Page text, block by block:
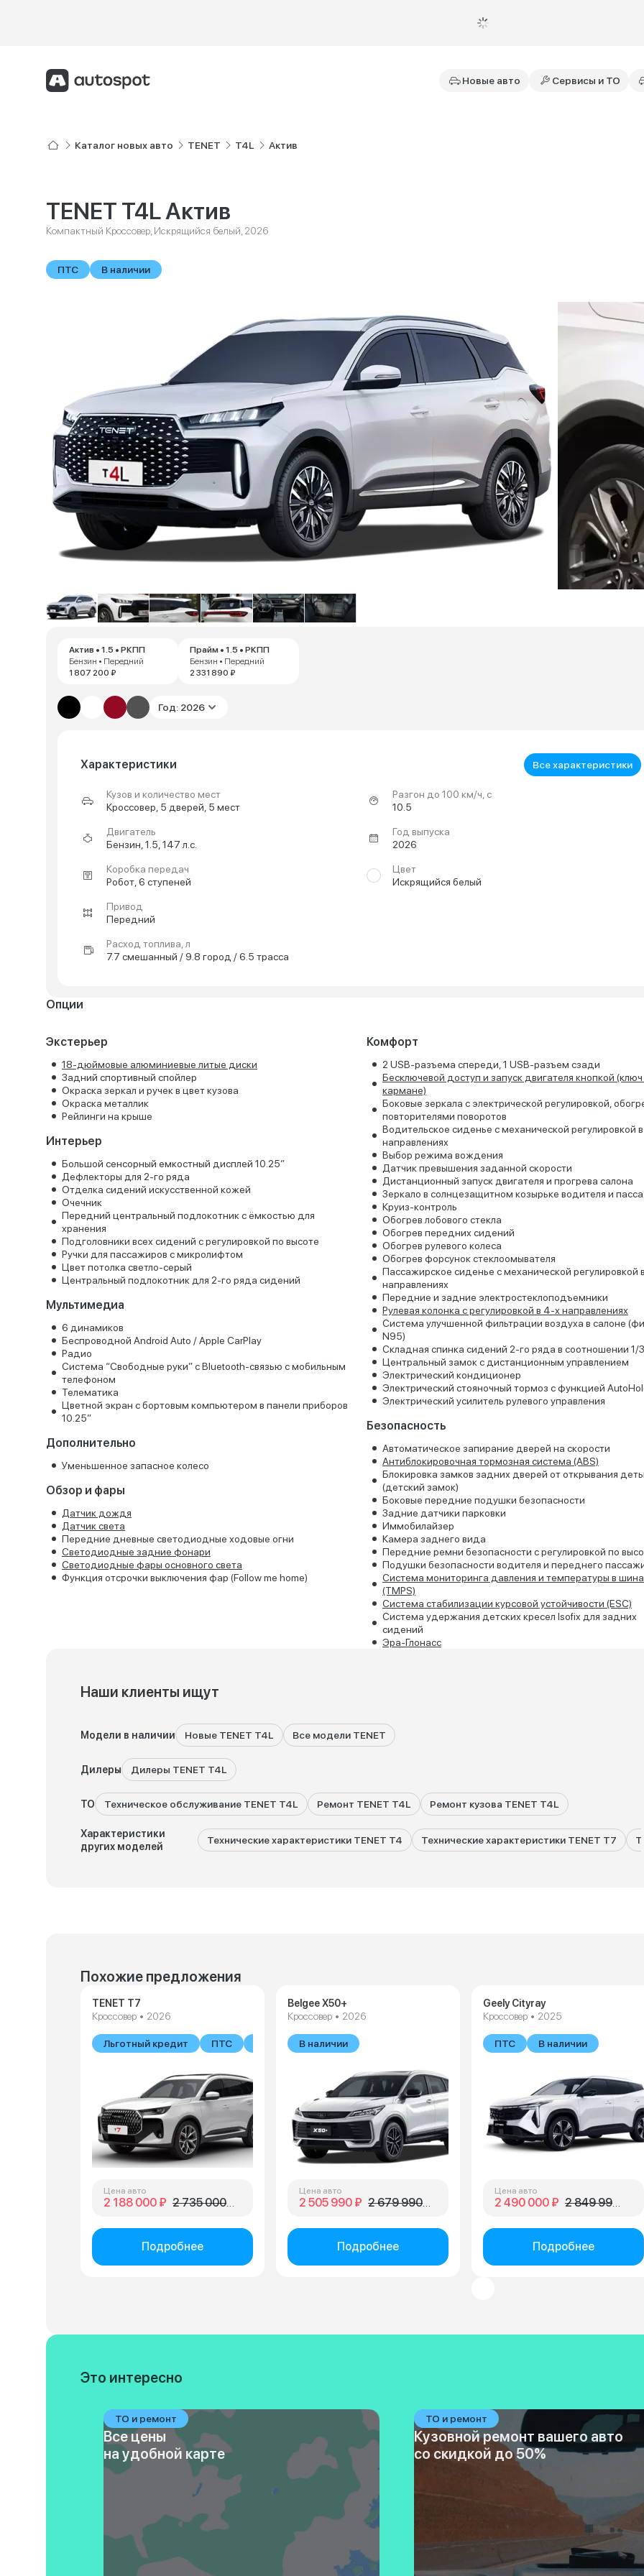
Новые авто Сервисы и ТО
Каталог новых авто TENET T4L Актив
TENET T4L Актив
Компактный Кроссовер, Искрящийся белый, 2026
ПТС В наличии
Актив • 1.5 • РКПП
Бензин • Передний
1 807 200 ₽
Прайм • 1.5 • РКПП
Бензин • Передний
2 331 890 ₽
Год: 2026
Характеристики Все характеристики
Кузов и количество мест
Кроссовер, 5 дверей, 5 мест
Двигатель
Бензин, 1.5, 147 л.с.
Коробка передач
Робот, 6 ступеней
Привод
Передний
Расход топлива, л
7.7 смешанный / 9.8 город / 6.5 трасса
Разгон до 100 км/ч, с
10.5
Год выпуска
2026
Цвет
Искрящийся белый
Опции
Экстерьер
18-дюймовые алюминиевые литые диски
Задний спортивный спойлер
Окраска зеркал и ручек в цвет кузова
Окраска металлик
Рейлинги на крыше
Интерьер
Большой сенсорный емкостный дисплей 10.25”
Дефлекторы для 2-го ряда
Отделка сидений искусственной кожей
Очечник
Передний центральный подлокотник с ёмкостью для
хранения
Подголовники всех сидений с регулировкой по высоте
Ручки для пассажиров с микролифтом
Цвет потолка светло-серый
Центральный подлокотник для 2-го ряда сидений
Мультимедиа
6 динамиков
Беспроводной Android Auto / Apple CarPlay
Радио
Система “Свободные руки” с Bluetooth-связью с мобильным
телефоном
Телематика
Цветной экран с бортовым компьютером в панели приборов
10.25”
Дополнительно
Уменьшенное запасное колесо
Обзор и фары
Датчик дождя
Датчик света
Передние дневные светодиодные ходовые огни
Светодиодные задние фонари
Светодиодные фары основного света
Функция отсрочки выключения фар (Follow me home)
Комфорт
2 USB-разъема спереди, 1 USB-разъем сзади
Бесключевой доступ и запуск двигателя кнопкой (ключ
кармане)
Боковые зеркала с электрической регулировкой,
повторителями поворотов
Водительское сиденье с механической регулировкой
направлениях
Выбор режима вождения
Датчик превышения заданной скорости
Дистанционный запуск двигателя и прогрева салона
Зеркало в солнцезащитном козырьке водителя и
Круиз-контроль
Обогрев лобового стекла
Обогрев передних сидений
Обогрев рулевого колеса
Обогрев форсунок стеклоомывателя
Пассажирское сиденье с механической регулировкой
направлениях
Передние и задние электростеклоподъемники
Рулевая колонка с регулировкой в 4-х направлениях
Система улучшенной фильтрации воздуха в салоне
N95)
Складная спинка сидений 2-го ряда в соотношении 1/
Центральный замок с дистанционным управлением
Электрический кондиционер
Электрический стояночный тормоз с функцией
Электрический усилитель рулевого управления
Безопасность
Автоматическое запирание дверей на скорости
Антиблокировочная тормозная система (ABS)
Блокировка замков задних дверей от открывания
(детский замок)
Боковые передние подушки безопасности
Задние датчики парковки
Иммобилайзер
Камера заднего вида
Передние ремни безопасности с регулировкой по
Подушки безопасности водителя и переднего
Система мониторинга давления и температуры в
(TMPS)
Система стабилизации курсовой устойчивости (ESC)
Система удержания детских кресел Isofix для задних
сидений
Эра-Глонасс
Наши клиенты ищут
Модели в наличии Новые TENET T4L Все модели TENET
Дилеры Дилеры TENET T4L
ТО Техническое обслуживание TENET T4L Ремонт TENET T4L Ремонт кузова TENET T4L
Характеристики
других моделей
Технические характеристики TENET T4 Технические характеристики TENET T7
Похожие предложения
TENET T7
Кроссовер • 2026
Льготный кредит ПТС В наличии
Цена авто
2 188 000 ₽ 2 735 000 ₽
Подробнее
Belgee X50+
Кроссовер • 2026
В наличии
Цена авто
2 505 990 ₽ 2 679 990 ₽
Подробнее
Geely Cityray
Кроссовер • 2025
ПТС В наличии
Цена авто
2 490 000 ₽ 2 849 990 ₽
Подробнее
Это интересно
ТО и ремонт
Все цены
на удобной карте
ТО и ремонт
Кузовной ремонт вашего авто
со скидкой до 50%